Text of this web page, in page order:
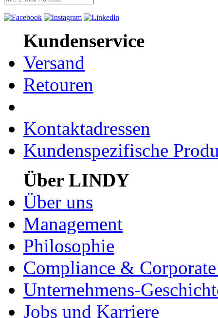
Kundenservice
Versand
Retouren
Kontaktadressen
Kundenspezifische
Über LINDY
Über uns
Management
Philosophie
Compliance &
Unternehmens-
Jobs und Karriere